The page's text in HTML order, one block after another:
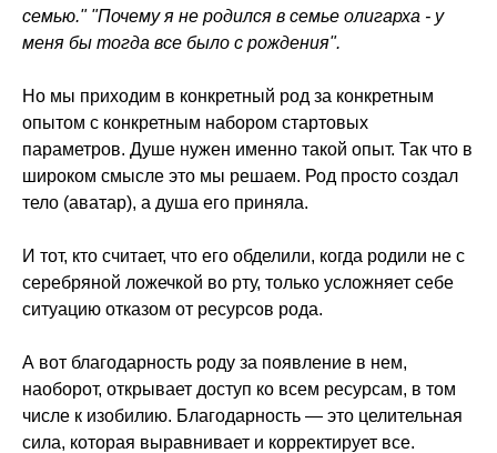
семью." "Почему я не родился в семье олигарха - у
меня бы тогда все было с рождения".
Но мы приходим в конкретный род за конкретным
опытом с конкретным набором стартовых
параметров. Душе нужен именно такой опыт. Так что в
широком смысле это мы решаем. Род просто создал
тело (аватар), а душа его приняла.
И тот, кто считает, что его обделили, когда родили не с
серебряной ложечкой во рту, только усложняет себе
ситуацию отказом от ресурсов рода.
А вот благодарность роду за появление в нем,
наоборот, открывает доступ ко всем ресурсам, в том
числе к изобилию. Благодарность — это целительная
сила, которая выравнивает и корректирует все.